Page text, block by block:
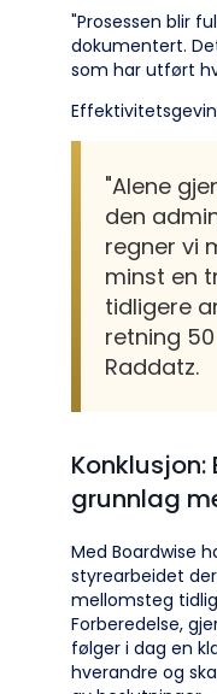
"Prosessen blir
dokumentert.
som har utført
"Alene
den
regner vi
minst en
tidligere
retning
Raddatz.
grunnlag
Med Boardwise
styrearbeidet
mellomsteg
Forberedelse,
følger i dag en
hverandre og